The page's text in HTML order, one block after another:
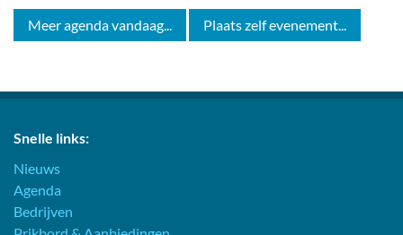
Meer agenda vandaag... Plaats zelf evenement...
Snelle links:
Nieuws
Agenda
Bedrijven